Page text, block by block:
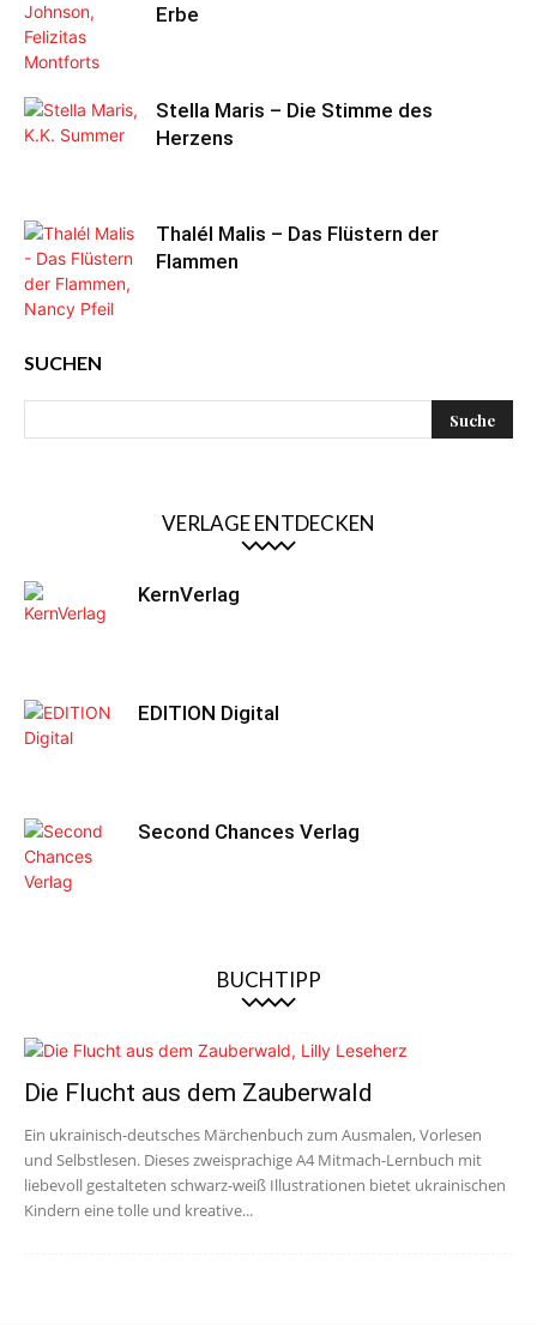
Erbe
Stella Maris – Die Stimme des
Herzens
Thalél Malis – Das Flüstern der
Flammen
SUCHEN
VERLAGE ENTDECKEN
KernVerlag
EDITION Digital
Second Chances Verlag
BUCHTIPP
Die Flucht aus dem Zauberwald
Ein ukrainisch-deutsches Märchenbuch zum Ausmalen, Vorlesen
und Selbstlesen. Dieses zweisprachige A4 Mitmach-Lernbuch mit
liebevoll gestalteten schwarz-weiß Illustrationen bietet ukrainischen
Kindern eine tolle und kreative...